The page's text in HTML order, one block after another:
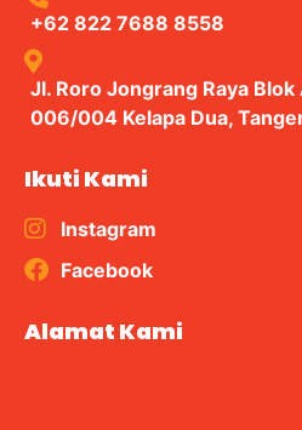
+62 822 7688 8558
Jl. Roro Jongrang Raya Blok
006/004 Kelapa Dua,
Ikuti Kami
Instagram
Facebook
Alamat Kami